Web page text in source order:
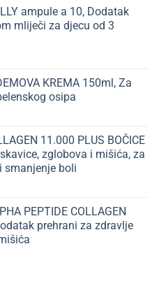
ampule a 10, Dodatak
mliječi za djecu od 3
KREMA 150ml, Za
osipa
11.000 PLUS BOČICE
zglobova i mišića, za
smanjenje boli
PEPTIDE COLLAGEN
prehrani za zdravlje